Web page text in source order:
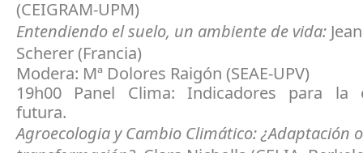
(CEIGRAM-UPM)
Entendiendo el suelo, un ambiente de vida:
Scherer (Francia)
Modera: Mª Dolores Raigón (SEAE-UPV)
19h00 Panel Clima: Indicadores para la
futura.
Agroecologia y Cambio Climático: ¿Adaptación o